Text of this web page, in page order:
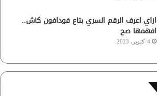
ازاي اعرف الرقم السري بتاع فودافون كاش..
افهمها صح
4 أكتوبر، 2023